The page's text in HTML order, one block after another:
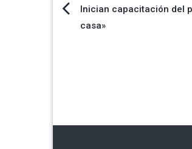
Navegación
Inician capacitación del
casa»